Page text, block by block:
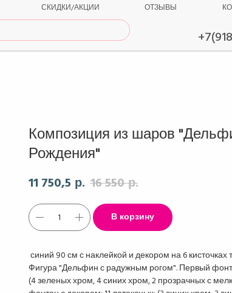
СКИДКИ/АКЦИИ ОТЗЫВЫ
Композиция из шаров
Рождения"
11 750,5 р. 16 550 р.
В корзину
синий 90 см с наклейкой и декором на 6
Фигура "Дельфин с радужным рогом". Первый
(4 зеленых хром, 4 синих хром, 2 прозрачных с